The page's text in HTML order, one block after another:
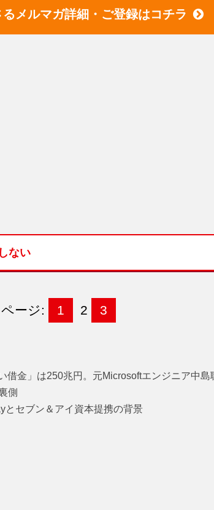
るメルマガ詳細・ご登録はコチラ
ない
ページ: 1 2 3
借金」は250兆円。元Microsoftエンジニア中島
側
とセブン＆アイ資本提携の背景